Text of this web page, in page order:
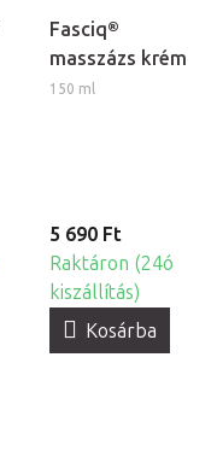
Fasciq®
masszázs krém
150 ml
5 690 Ft
Raktáron (24ó
kiszállítás)
Kosárba